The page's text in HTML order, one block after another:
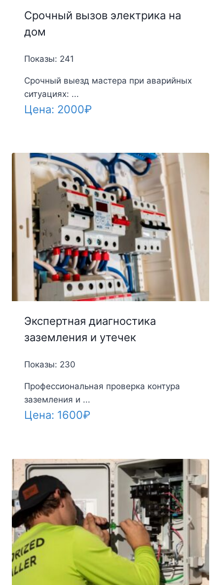
Срочный вызов электрика на
дом
Показы: 241
Срочный выезд мастера при аварийных
ситуациях: ...
Цена: 2000₽
Экспертная диагностика
заземления и утечек
Показы: 230
Профессиональная проверка контура
заземления и ...
Цена: 1600₽